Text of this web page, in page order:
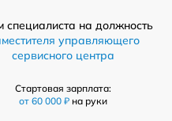
специалиста на должность
управляющего
сервисного центра
Стартовая зарплата:
от 60 000 ₽ на руки